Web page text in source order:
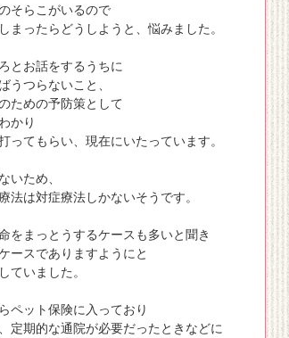
そらこがいるので
まったらどうしようと、悩みました。
とお話をするうちに
うつらないこと、
ための予防策として
かり
ってもらい、現在にいたっています。
いため、
法は対症療法しかないそうです。
をまっとうするケースも多いと聞き
ースでありますようにと
ていました。
ペット保険に入っており
定期的な通院が必要だったときなどに